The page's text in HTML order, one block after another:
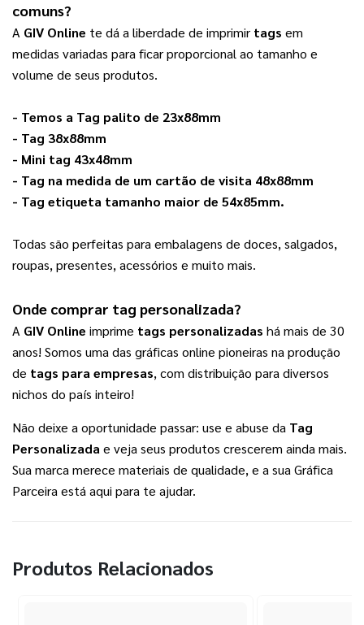
comuns?
A GIV Online te dá a liberdade de imprimir tags em
medidas variadas para ficar proporcional ao tamanho e
volume de seus produtos.
- Temos a Tag palito de 23x88mm
- Tag 38x88mm
- Mini tag 43x48mm
- Tag na medida de um cartão de visita 48x88mm
- Tag etiqueta tamanho maior de 54x85mm.
Todas são perfeitas para embalagens de doces, salgados,
roupas, presentes, acessórios e muito mais.
Onde comprar tag personalizada?
A GIV Online imprime tags personalizadas há mais de 30
anos! Somos uma das gráficas online pioneiras na produção
de tags para empresas, com distribuição para diversos
nichos do país inteiro!
Não deixe a oportunidade passar: use e abuse da Tag
Personalizada e veja seus produtos crescerem ainda mais.
Sua marca merece materiais de qualidade, e a sua Gráfica
Parceira está aqui para te ajudar.
Produtos Relacionados